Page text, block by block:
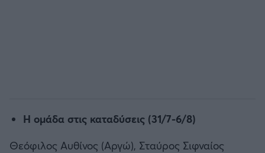
H ομάδα στις καταδύσεις (31/7-6/8)
Θεόφιλος Αυθίνος (Αργώ), Σταύρος Σιφναίος